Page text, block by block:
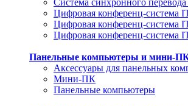
Система синхронного
Цифровая конференц-система
Цифровая конференц-система
Цифровая конференц-система
Панельные компьютеры и мини-
Аксессуары для панельных
Мини-ПК
Панельные компьютеры